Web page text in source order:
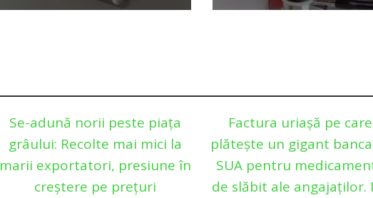
Se-adună norii peste piața
grâului: Recolte mai mici la
marii exportatori, presiune în
creștere pe prețuri
Factura uriașă pe
plătește un gigant
SUA pentru
de slăbit ale angajaților.